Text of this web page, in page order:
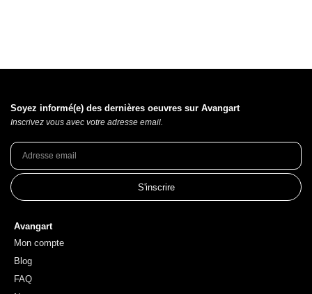
Avangart
Mon compte
Blog
FAQ
Soyez informé(e) des dernières oeuvres sur Avangart
Inscrivez vous avec votre adresse email.
S'inscrire